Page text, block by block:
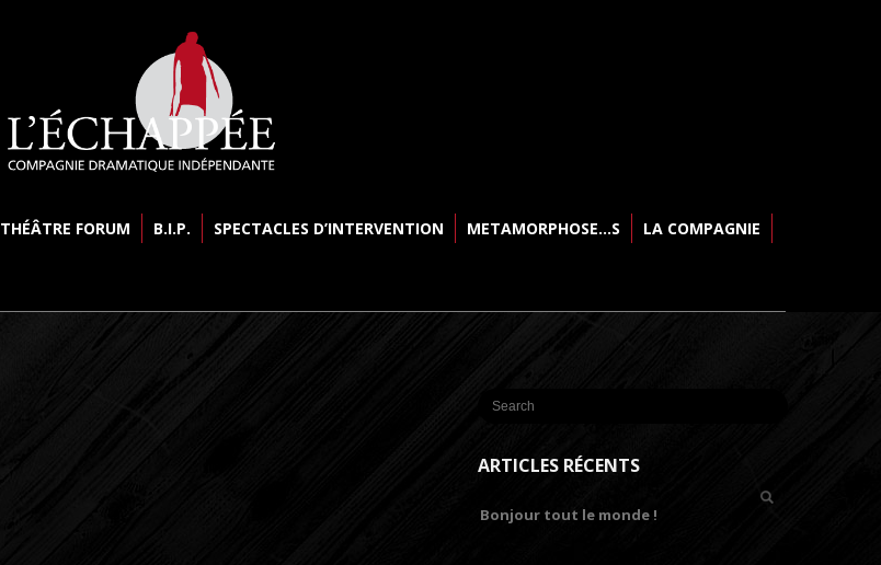
THÉÂTRE FORUM B.I.P. SPECTACLES D’INTERVENTION METAMORPHOSE…S LA COMPAGNIE
ARTICLES RÉCENTS
Bonjour tout le monde !